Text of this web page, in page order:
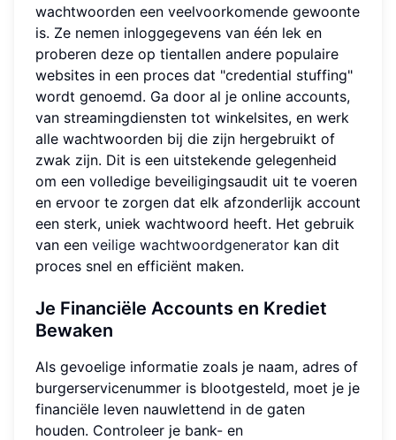
wachtwoorden een veelvoorkomende gewoonte
is. Ze nemen inloggegevens van één lek en
proberen deze op tientallen andere populaire
websites in een proces dat "credential stuffing"
wordt genoemd. Ga door al je online accounts,
van streamingdiensten tot winkelsites, en werk
alle wachtwoorden bij die zijn hergebruikt of
zwak zijn. Dit is een uitstekende gelegenheid
om een volledige beveiligingsaudit uit te voeren
en ervoor te zorgen dat elk afzonderlijk account
een sterk, uniek wachtwoord heeft. Het gebruik
van een veilige wachtwoordgenerator kan dit
proces snel en efficiënt maken.
Je Financiële Accounts en Krediet
Bewaken
Als gevoelige informatie zoals je naam, adres of
burgerservicenummer is blootgesteld, moet je je
financiële leven nauwlettend in de gaten
houden. Controleer je bank- en